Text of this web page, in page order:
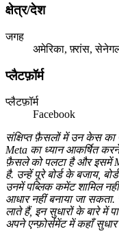
क्षेत्र/देश
जगह
अमेरिका, फ़्रांस,
प्लैटफ़ॉर्म
प्लैटफ़ॉर्म
Facebook
संक्षिप्त फ़ैसलों में उन केस का
Meta का ध्यान आकर्षित
फ़ैसले को पलटा है और इसमें
है. उन्हें पूरे बोर्ड के बजाय,
उनमें पब्लिक कमेंट शामिल
आधार नहीं बनाया जा
लाते हैं, इन सुधारों के बारे में
अपने एन्फ़ोर्समेंट में कहाँ